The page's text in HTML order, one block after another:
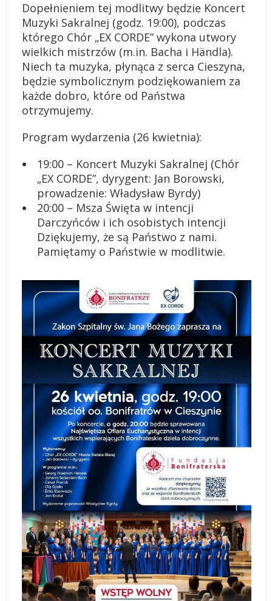
Dopełnieniem tej modlitwy będzie Koncert
Muzyki Sakralnej (godz. 19:00), podczas
którego Chór „EX CORDE” wykona utwory
wielkich mistrzów (m.in. Bacha i Händla).
Niech ta muzyka, płynąca z serca Cieszyna,
będzie symbolicznym podziękowaniem za
każde dobro, które od Państwa
otrzymujemy.
Program wydarzenia (26 kwietnia):
19:00 – Koncert Muzyki Sakralnej (Chór
„EX CORDE”, dyrygent: Jan Borowski,
prowadzenie: Władysław Byrdy)
20:00 – Msza Święta w intencji
Darczyńców i ich osobistych intencji
Dziękujemy, że są Państwo z nami.
Pamiętamy o Państwie w modlitwie.